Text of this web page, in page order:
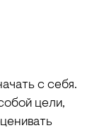
с себя.
цели,